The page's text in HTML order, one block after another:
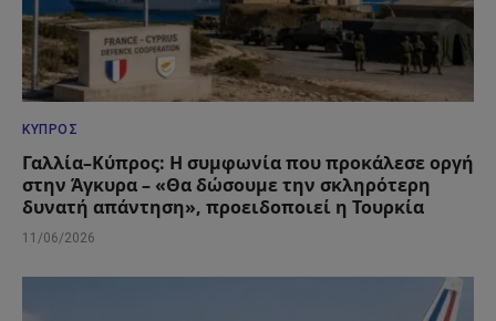
ΚΎΠΡΟΣ
Γαλλία–Κύπρος: Η συμφωνία που προκάλεσε οργή
στην Άγκυρα – «Θα δώσουμε την σκληρότερη
δυνατή απάντηση», προειδοποιεί η Τουρκία
11/06/2026